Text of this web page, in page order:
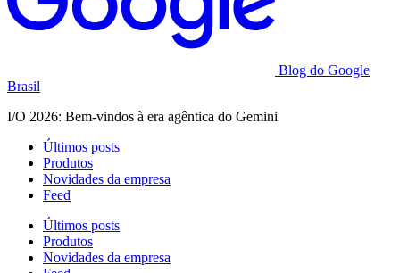
Blog do Google
Brasil
I/O 2026: Bem-vindos à era agêntica do Gemini
Últimos posts
Produtos
Novidades da empresa
Feed
Últimos posts
Produtos
Novidades da empresa